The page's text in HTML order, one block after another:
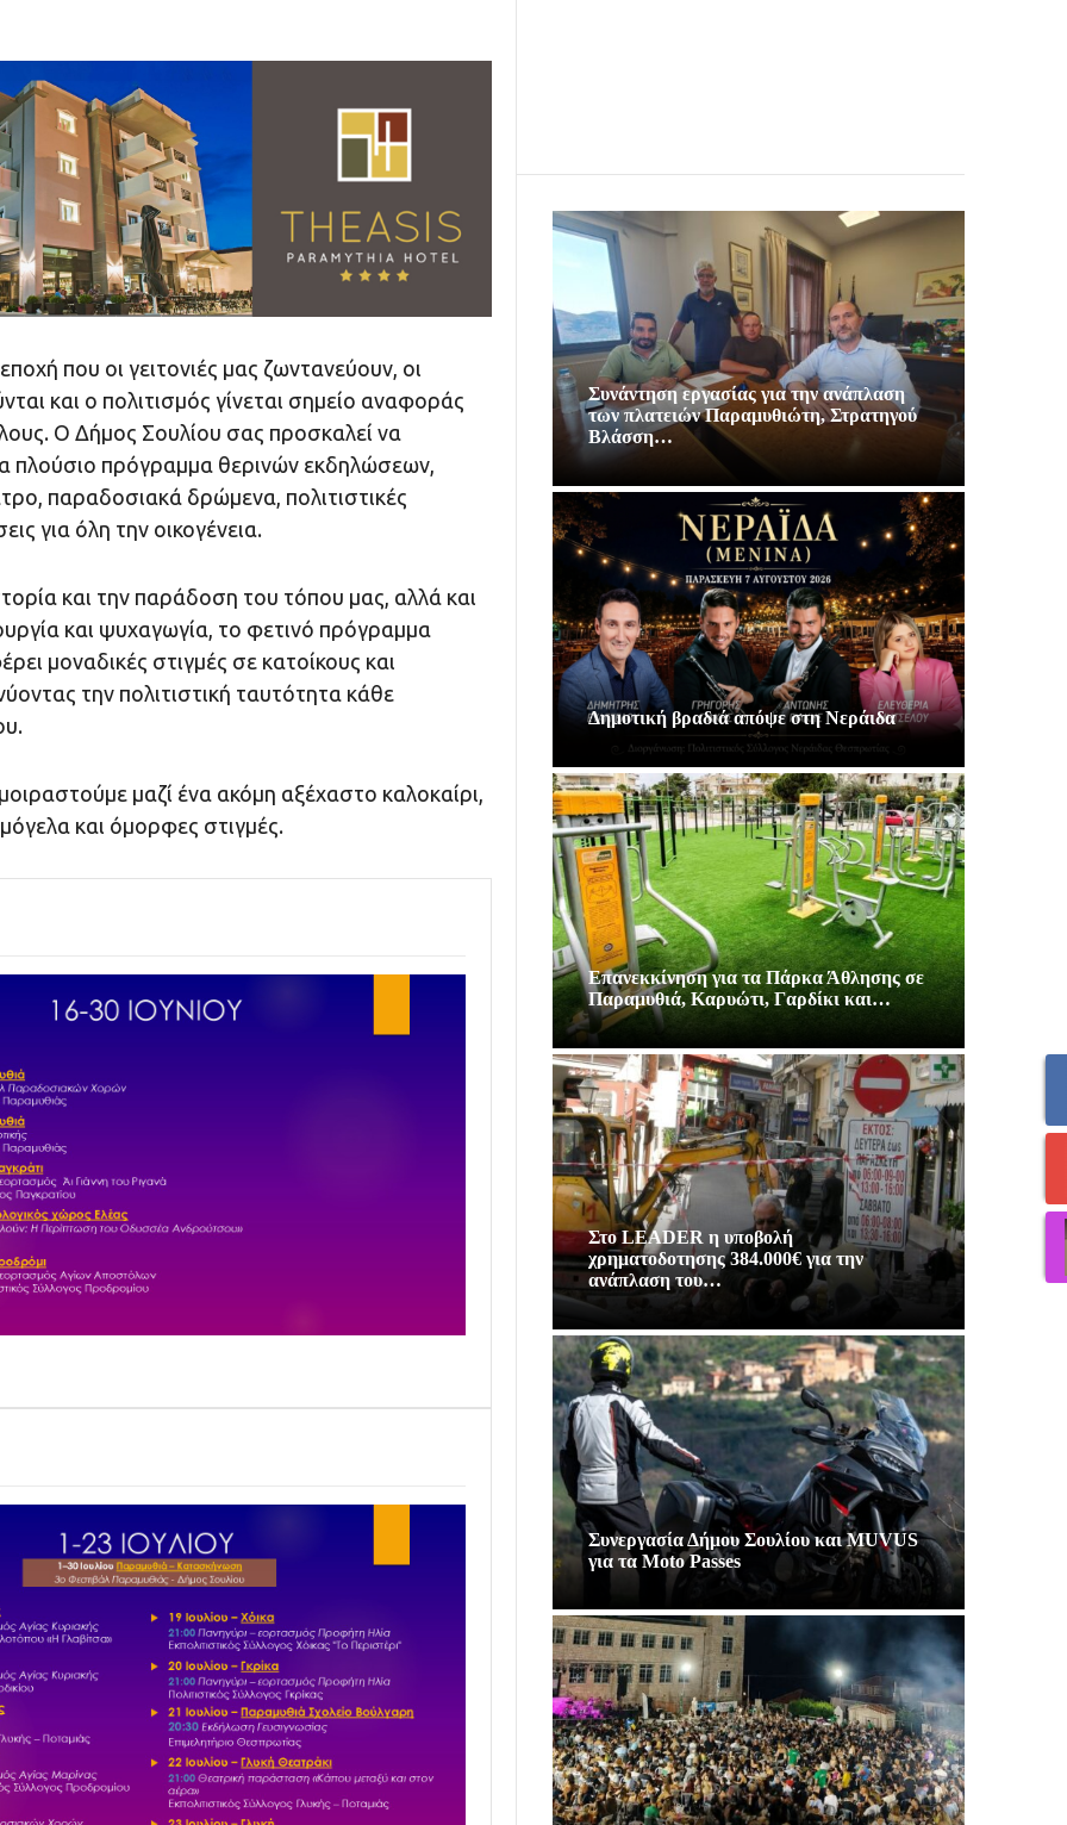
που οι γειτονιές μας ζωντανεύουν, οι
και ο πολιτισμός γίνεται σημείο αναφοράς
Ο Δήμος Σουλίου σας προσκαλεί να
πλούσιο πρόγραμμα θερινών εκδηλώσεων,
παραδοσιακά δρώμενα, πολιτιστικές
για όλη την οικογένεια.
και την παράδοση του τόπου μας, αλλά και
και ψυχαγωγία, το φετινό πρόγραμμα
μοναδικές στιγμές σε κατοίκους και
την πολιτιστική ταυτότητα κάθε
μαζί ένα ακόμη αξέχαστο καλοκαίρι,
και όμορφες στιγμές.
Συνάντηση εργασίας για την ανάπλαση
των πλατειών Παραμυθιώτη, Στρατηγού
Βλάσση…
Δημοτική βραδιά απόψε στη Νεράιδα
Επανεκκίνηση για τα Πάρκα Άθλησης σε
Παραμυθιά, Καρυώτι, Γαρδίκι και…
Στο LEADER η υποβολή
χρηματοδοτησης 384.000€ για την
ανάπλαση του…
Συνεργασία Δήμου Σουλίου και MUVUS
για τα Moto Passes